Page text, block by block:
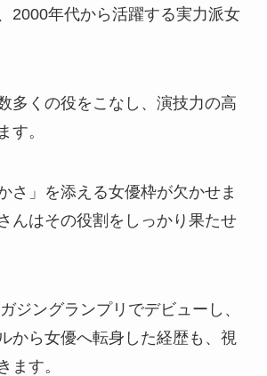
2000年代から活躍する実力派女
多くの役をこなし、演技力の高
す。
さ」を添える女優枠が欠かせま
んはその役割をしっかり果たせ
ジングランプリでデビューし、
から女優へ転身した経歴も、視
ます。